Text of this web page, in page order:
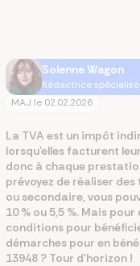
Solenne Wagon
Rédactrice
MAJ le 02.02.2026
La TVA est un impôt
lorsqu'elles facturent
donc à chaque
prévoyez de réaliser
ou secondaire, vous
10 % ou 5,5 %. Mais pour
conditions pour
démarches pour en
13948 ? Tour d'horizon !